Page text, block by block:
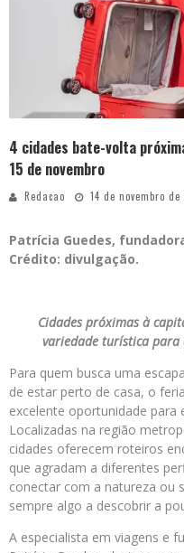
4 cidades bate-volta
15 de novembro
Redacao 14 de novembro de
Patrícia Guedes,
Crédito: divulgação.
Cidades próximas à
variedade turística
Para quem busca uma
de estar perto de casa, o
excelente oportunidade para
Localizadas na região
cidades oferecem roteiros
que agradam a diferentes
conectar com a natureza ou
sempre algo a descobrir a
A especialista em viagens e